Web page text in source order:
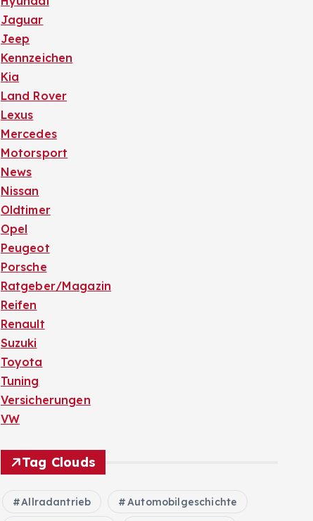
Jaguar
Jeep
Kennzeichen
Kia
Land Rover
Lexus
Mercedes
Motorsport
News
Nissan
Oldtimer
Opel
Peugeot
Porsche
Ratgeber/Magazin
Reifen
Renault
Suzuki
Toyota
Tuning
Versicherungen
VW
Tag Clouds
Allradantrieb Automobilgeschichte